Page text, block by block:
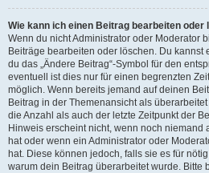
Wie kann ich einen Beitrag bearbeiten oder
Wenn du nicht Administrator oder Moderator
Beiträge bearbeiten oder löschen. Du
du das „Ändere Beitrag“-Symbol für den
eventuell ist dies nur für einen begrenzten
möglich. Wenn bereits jemand auf deinen
Beitrag in der Themenansicht als
die Anzahl als auch der letzte Zeitpunkt der
Hinweis erscheint nicht, wenn noch niemand
hat oder wenn ein Administrator oder
hat. Diese können jedoch, falls sie es für
warum dein Beitrag überarbeitet wurde. Bitte